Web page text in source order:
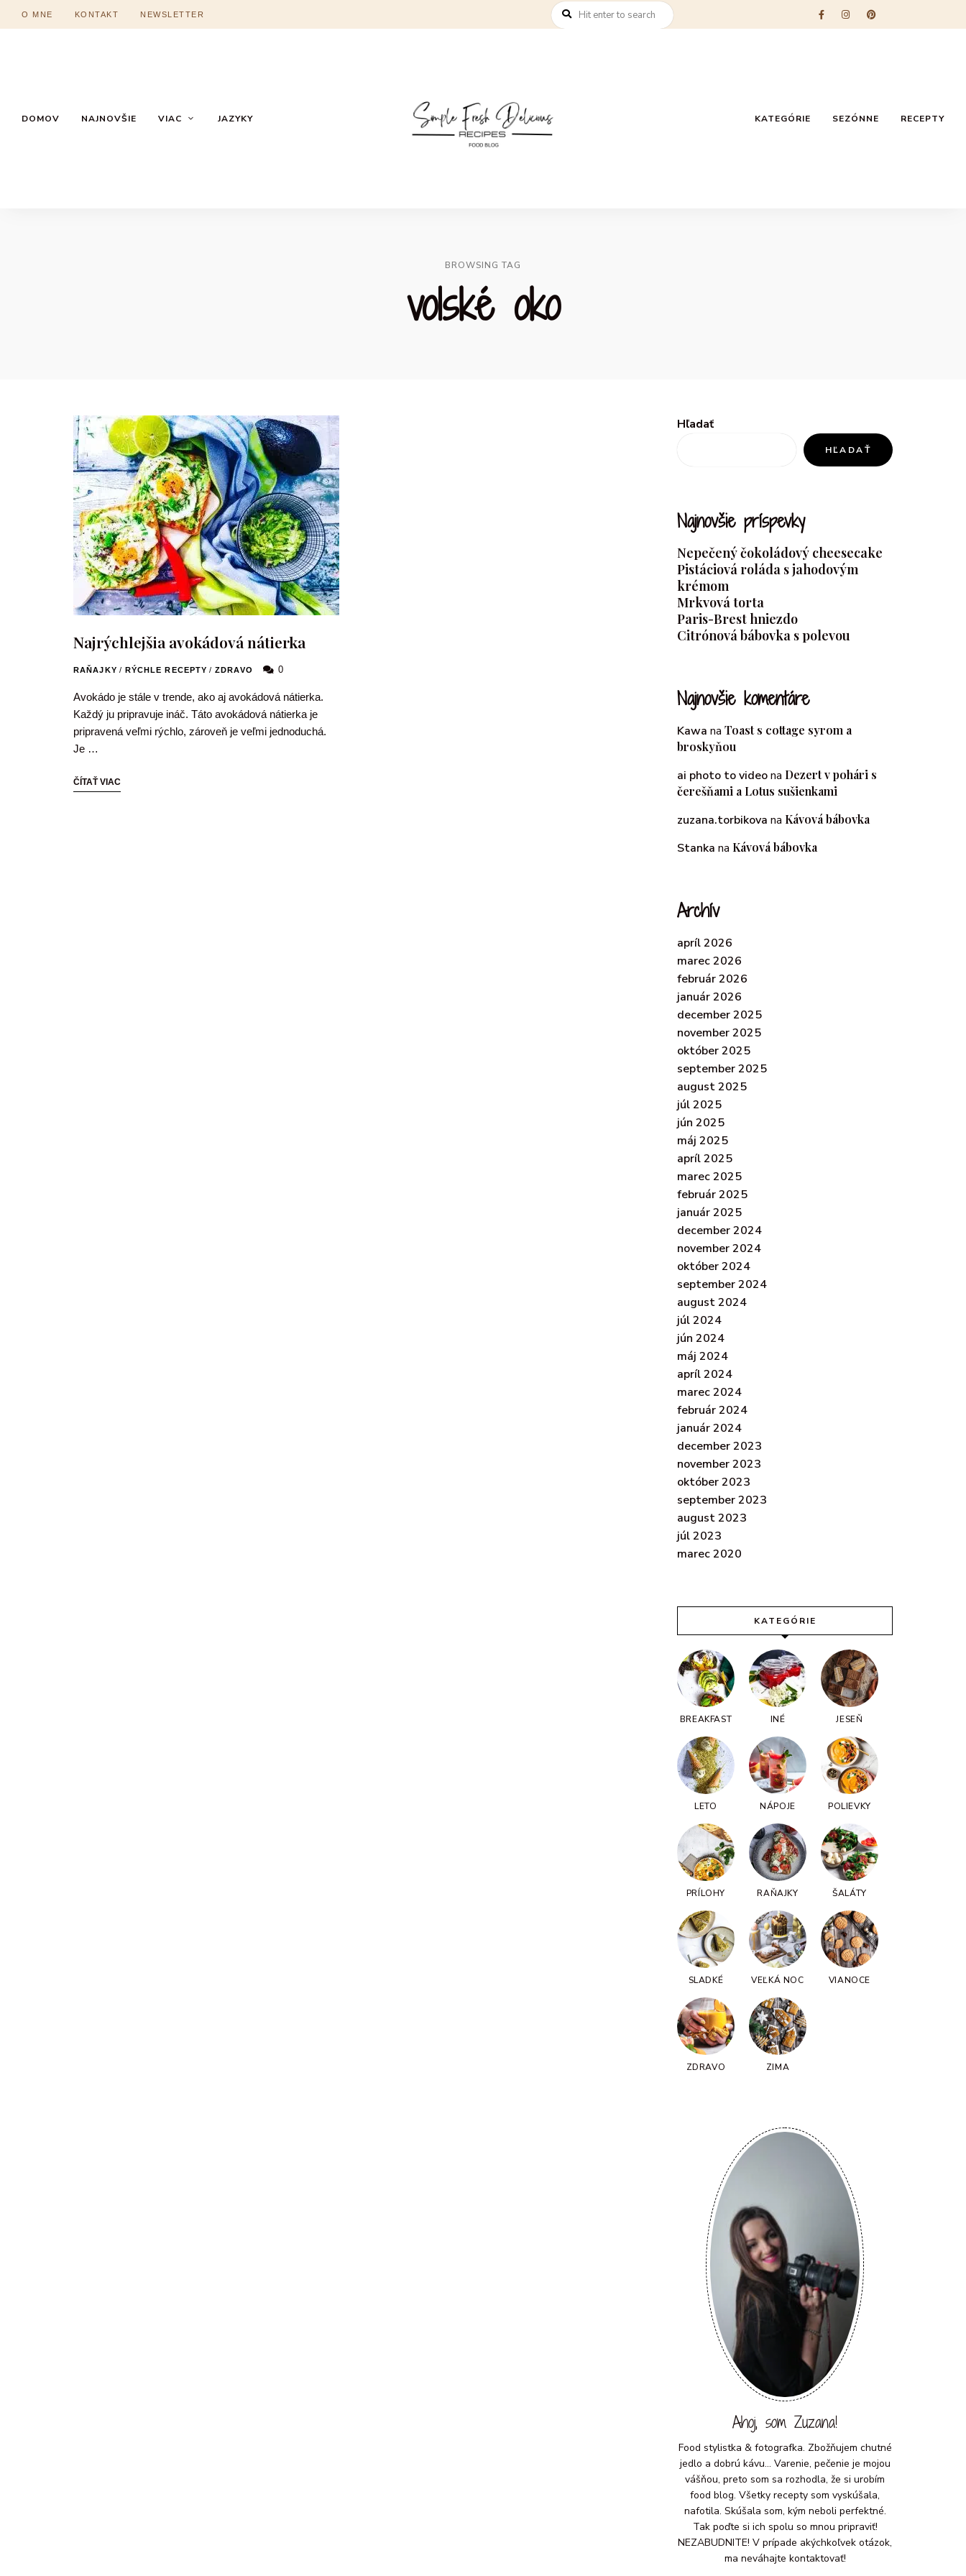
O MNE KONTAKT NEWSLETTER
DOMOV NAJNOVŠIE VIAC JAZYKY KATEGÓRIE SEZÓNNE RECEPTY
BROWSING TAG
volské oko
Najrýchlejšia avokádová nátierka
RAŇAJKY / RÝCHLE RECEPTY / ZDRAVO 0
Avokádo je stále v trende, ako aj avokádová nátierka.
Každý ju pripravuje ináč. Táto avokádová nátierka je
pripravená veľmi rýchlo, zároveň je veľmi jednoduchá.
Je …
ČÍTAŤ VIAC
Hľadať
HĽADAŤ
Najnovšie príspevky
Nepečený čokoládový cheesecake
Pistáciová roláda s jahodovým
krémom
Mrkvová torta
Paris-Brest hniezdo
Citrónová bábovka s polevou
Najnovšie komentáre
Kawa na Toast s cottage syrom a
broskyňou
ai photo to videona Dezert v pohári s
čerešňami a Lotus sušienkami
zuzana.torbikova na Kávová bábovka
Stanka na Kávová bábovka
Archív
apríl 2026
marec 2026
február 2026
január 2026
december 2025
november 2025
október 2025
september 2025
august 2025
júl 2025
jún 2025
máj 2025
apríl 2025
marec 2025
február 2025
január 2025
december 2024
november 2024
október 2024
september 2024
august 2024
júl 2024
jún 2024
máj 2024
apríl 2024
marec 2024
február 2024
január 2024
december 2023
november 2023
október 2023
september 2023
august 2023
júl 2023
marec 2020
KATEGÓRIE
BREAKFAST INÉ JESEŇ
LETO NÁPOJE POLIEVKY
PRÍLOHY RAŇAJKY ŠALÁTY
SLADKÉ VEĽKÁ NOC VIANOCE
ZDRAVO ZIMA
Ahoj, som Zuzana!
Food stylistka & fotografka. Zbožňujem chutné
jedlo a dobrú kávu... Varenie, pečenie je mojou
vášňou, preto som sa rozhodla, že si urobím
food blog. Všetky recepty som vyskúšala,
nafotila. Skúšala som, kým neboli perfektné.
Tak poďte si ich spolu so mnou pripraviť!
NEZABUDNITE! V prípade akýchkoľvek otázok,
ma neváhajte kontaktovať!